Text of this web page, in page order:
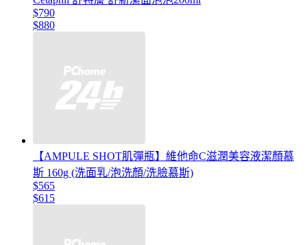
$790
$880
【AMPULE SHOT肌彈瓶】維他命C滋潤美容液潔顏慕
斯 160g (洗面乳/泡洗顏/洗臉慕斯)
$565
$615